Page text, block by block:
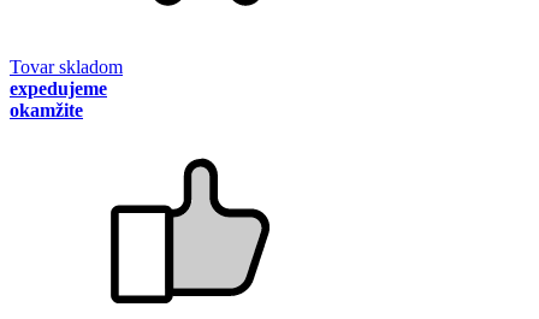
Tovar skladom
expedujeme
okamžite